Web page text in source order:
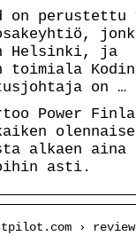
on perustettu
Helsinki, ja
toimiala
on …
Power
alkaen
asti.
› review